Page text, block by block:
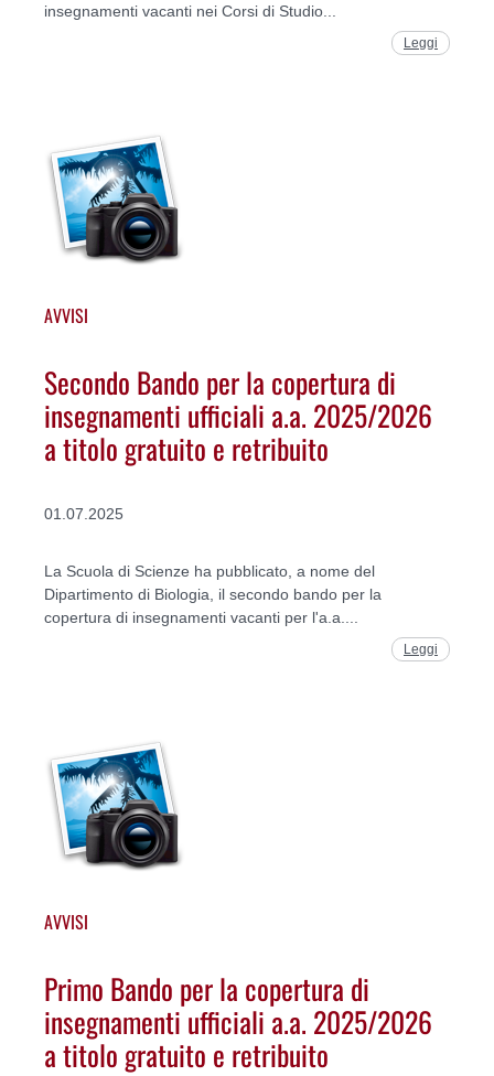
insegnamenti vacanti nei Corsi di Studio...
Leggi
AVVISI
Secondo Bando per la copertura di
insegnamenti ufficiali a.a. 2025/2026
a titolo gratuito e retribuito
01.07.2025
La Scuola di Scienze ha pubblicato, a nome del
Dipartimento di Biologia, il secondo bando per la
copertura di insegnamenti vacanti per l'a.a....
Leggi
AVVISI
Primo Bando per la copertura di
insegnamenti ufficiali a.a. 2025/2026
a titolo gratuito e retribuito